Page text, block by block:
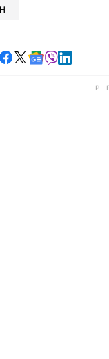
в Telegram
Читайте в
Читайте в X
Читайте в
Читайте